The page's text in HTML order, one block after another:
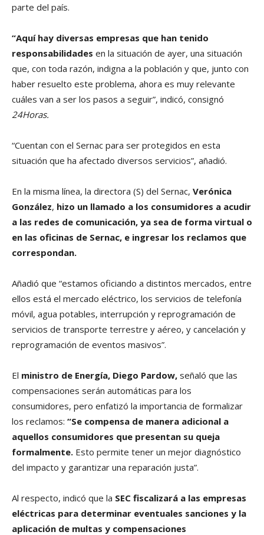
parte del país.
“Aquí hay diversas empresas que han tenido
responsabilidades en la situación de ayer, una situación
que, con toda razón, indigna a la población y que, junto con
haber resuelto este problema, ahora es muy relevante
cuáles van a ser los pasos a seguir”, indicó, consignó
24Horas.
“Cuentan con el Sernac para ser protegidos en esta
situación que ha afectado diversos servicios”, añadió.
En la misma línea, la directora (S) del Sernac, Verónica
González, hizo un llamado a los consumidores a acudir
a las redes de comunicación, ya sea de forma virtual o
en las oficinas de Sernac, e ingresar los reclamos que
correspondan.
Añadió que “estamos oficiando a distintos mercados, entre
ellos está el mercado eléctrico, los servicios de telefonía
móvil, agua potables, interrupción y reprogramación de
servicios de transporte terrestre y aéreo, y cancelación y
reprogramación de eventos masivos”.
El ministro de Energía, Diego Pardow, señaló que las
compensaciones serán automáticas para los
consumidores, pero enfatizó la importancia de formalizar
los reclamos: “Se compensa de manera adicional a
aquellos consumidores que presentan su queja
formalmente. Esto permite tener un mejor diagnóstico
del impacto y garantizar una reparación justa”.
Al respecto, indicó que la SEC fiscalizará a las empresas
eléctricas para determinar eventuales sanciones y la
aplicación de multas y compensaciones